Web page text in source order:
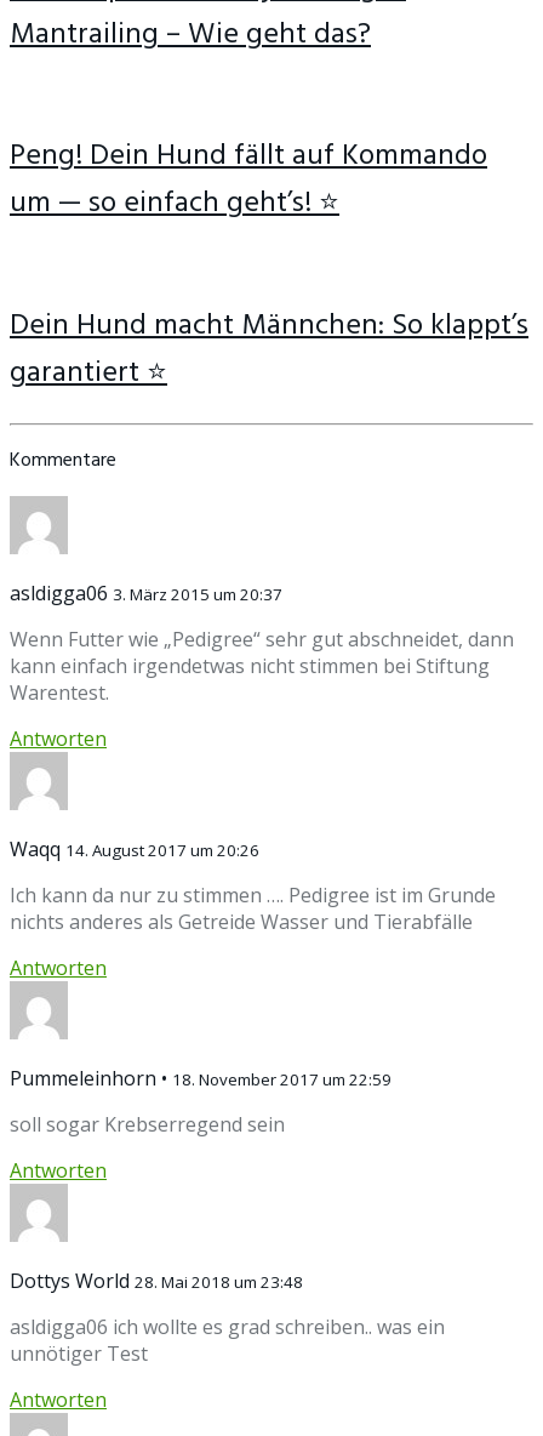
Mantrailing – Wie geht das?
Peng! Dein Hund fällt auf Kommando
um — so einfach geht’s! ⭐
Dein Hund macht Männchen: So klappt’s
garantiert ⭐
Kommentare
asldigga06 3. März 2015 um 20:37
Wenn Futter wie „Pedigree“ sehr gut abschneidet, dann
kann einfach irgendetwas nicht stimmen bei Stiftung
Warentest.
Antworten
Waqq 14. August 2017 um 20:26
Ich kann da nur zu stimmen …. Pedigree ist im Grunde
nichts anderes als Getreide Wasser und Tierabfälle
Antworten
Pummeleinhorn • 18. November 2017 um 22:59
soll sogar Krebserregend sein
Antworten
Dottys World 28. Mai 2018 um 23:48
asldigga06 ich wollte es grad schreiben.. was ein
unnötiger Test
Antworten